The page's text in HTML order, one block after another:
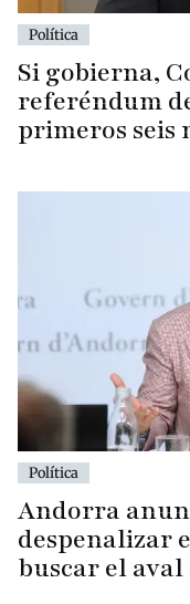
Política
Si gobierna,
referéndum
primeros seis
Política
Andorra
despenalizar
buscar el